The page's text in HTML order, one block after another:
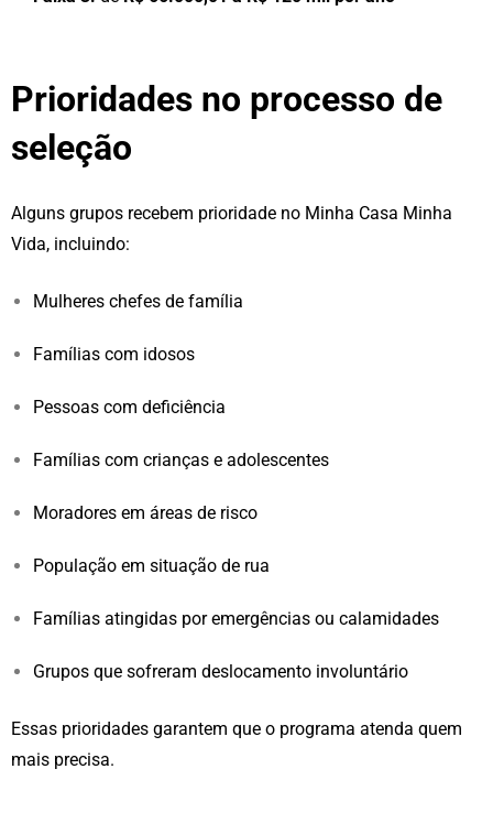
Prioridades no processo de
seleção
Alguns grupos recebem prioridade no Minha Casa Minha
Vida, incluindo:
Mulheres chefes de família
Famílias com idosos
Pessoas com deficiência
Famílias com crianças e adolescentes
Moradores em áreas de risco
População em situação de rua
Famílias atingidas por emergências ou calamidades
Grupos que sofreram deslocamento involuntário
Essas prioridades garantem que o programa atenda quem
mais precisa.